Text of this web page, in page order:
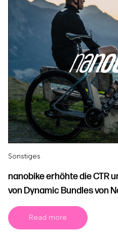
Sonstiges
nanobike erhöhte die CTR
von Dynamic Bundles von
Read more